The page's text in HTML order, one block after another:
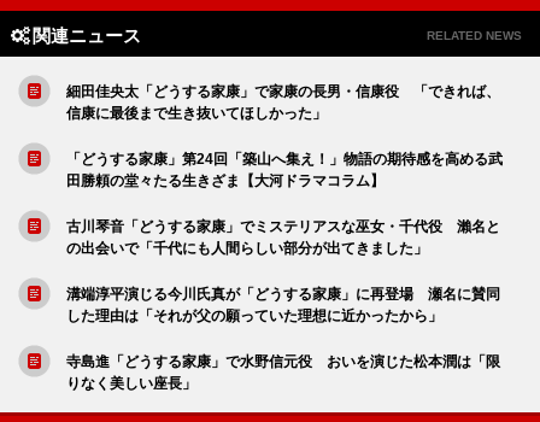
関連ニュース RELATED NEWS
細田佳央太「どうする家康」で家康の長男・信康役 「できれば、
信康に最後まで生き抜いてほしかった」
「どうする家康」第24回「築山へ集え！」物語の期待感を高める武
田勝頼の堂々たる生きざま【大河ドラマコラム】
古川琴音「どうする家康」でミステリアスな巫女・千代役 瀨名と
の出会いで「千代にも人間らしい部分が出てきました」
溝端淳平演じる今川氏真が「どうする家康」に再登場 瀬名に賛同
した理由は「それが父の願っていた理想に近かったから」
寺島進「どうする家康」で水野信元役 おいを演じた松本潤は「限
りなく美しい座長」